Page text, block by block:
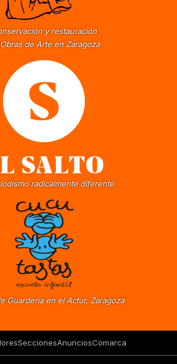
y restauración
de Arte en Zaragoza
radicalmente diferente
Guardería en el Actur, Zaragoza
SeccionesAnunciosComarca